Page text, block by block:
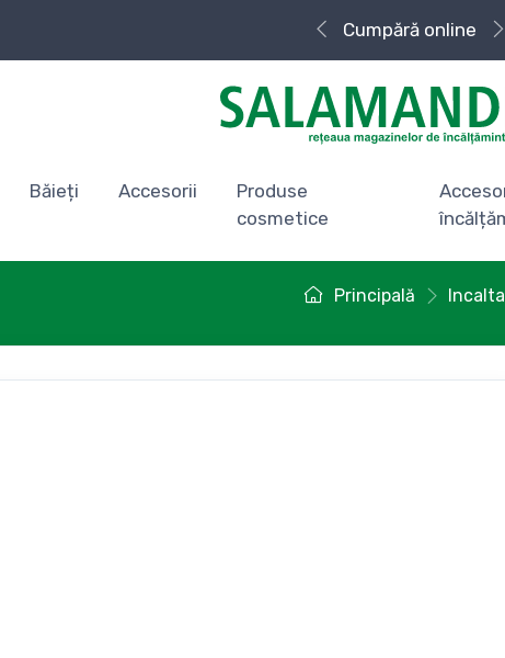
Cumpără
online
Băieți Accesorii
Produse
cosmetice
Principală